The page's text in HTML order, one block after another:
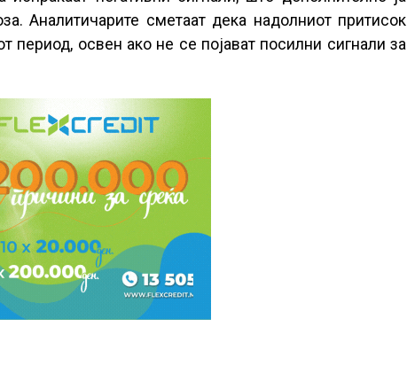
Аналитичарите сметаат дека надолниот притисок
освен ако не се појават посилни сигнали за